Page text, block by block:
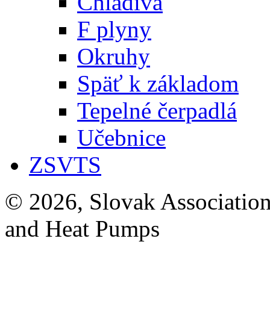
F plyny
Okruhy
Späť k základom
Tepelné čerpadlá
Učebnice
ZSVTS
© 2026, Slovak
and Heat Pumps